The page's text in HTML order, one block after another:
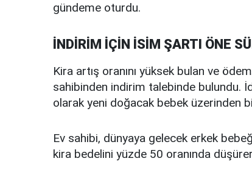
gündeme oturdu.
İNDİRİM İÇİN İSİM ŞARTI ÖNE
Kira artış oranını yüksek bulan ve
sahibinden indirim talebinde bulundu.
olarak yeni doğacak bebek üzerinden
Ev sahibi, dünyaya gelecek erkek
kira bedelini yüzde 50 oranında